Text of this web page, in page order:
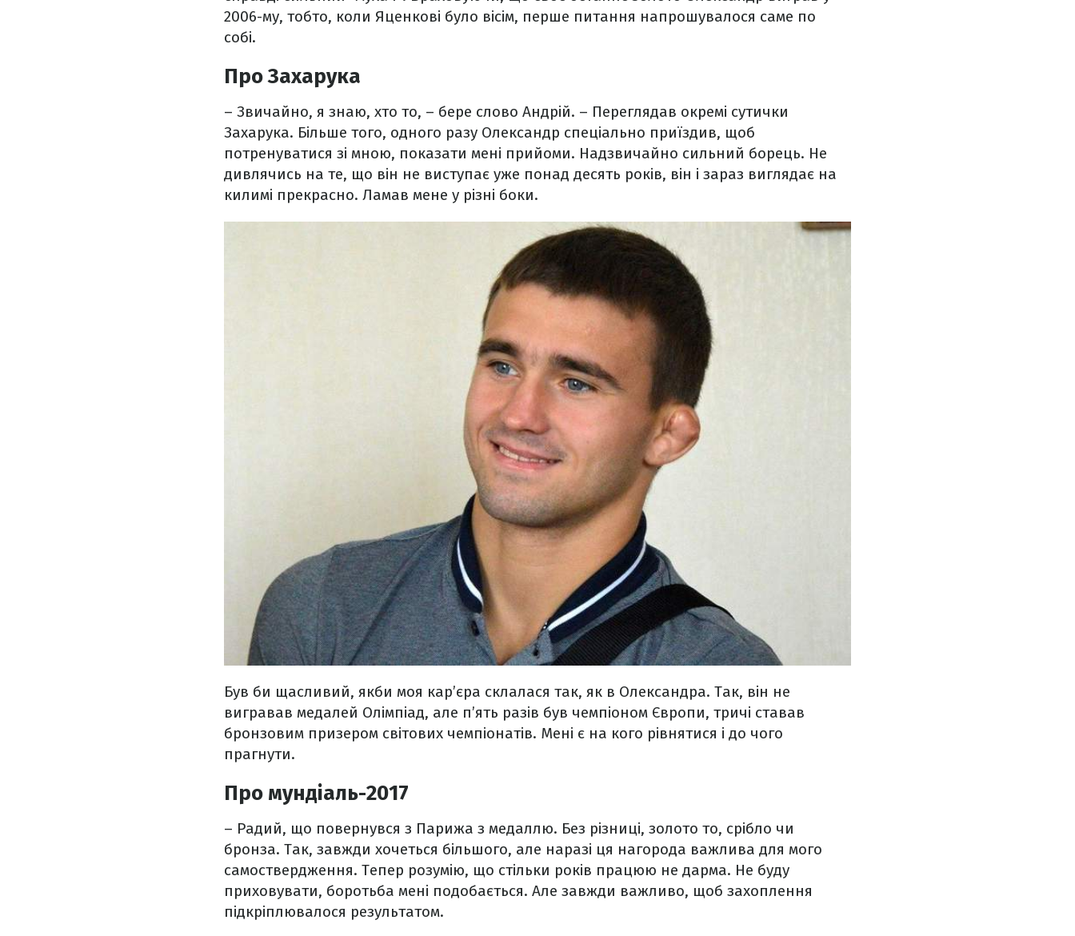
2006-му, тобто, коли Яценкові було вісім, перше питання напрошувалося саме по
собі.
Про Захарука
– Звичайно, я знаю, хто то, – бере слово Андрій. – Переглядав окремі сутички
Захарука. Більше того, одного разу Олександр спеціально приїздив, щоб
потренуватися зі мною, показати мені прийоми. Надзвичайно сильний борець. Не
дивлячись на те, що він не виступає уже понад десять років, він і зараз виглядає на
килимі прекрасно. Ламав мене у різні боки.
Був би щасливий, якби моя кар’єра склалася так, як в Олександра. Так, він не
вигравав медалей Олімпіад, але п’ять разів був чемпіоном Європи, тричі ставав
бронзовим призером світових чемпіонатів. Мені є на кого рівнятися і до чого
прагнути.
Про мундіаль-2017
– Радий, що повернувся з Парижа з медаллю. Без різниці, золото то, срібло чи
бронза. Так, завжди хочеться більшого, але наразі ця нагорода важлива для мого
самоствердження. Тепер розумію, що стільки років працюю не дарма. Не буду
приховувати, боротьба мені подобається. Але завжди важливо, щоб захоплення
підкріплювалося результатом.